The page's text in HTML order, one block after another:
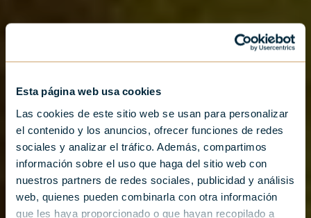
Esta página web usa cookies
Las cookies de este sitio web se usan para personalizar
el contenido y los anuncios, ofrecer funciones de redes
sociales y analizar el tráfico. Además, compartimos
información sobre el uso que haga del sitio web con
nuestros partners de redes sociales, publicidad y análisis
web, quienes pueden combinarla con otra información
que les haya proporcionado o que hayan recopilado a